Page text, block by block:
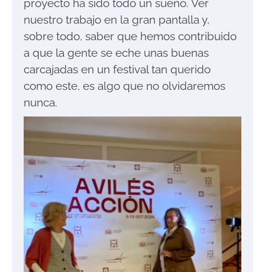
proyecto ha sido todo un sueño. Ver
nuestro trabajo en la gran pantalla y,
sobre todo, saber que hemos contribuido
a que la gente se eche unas buenas
carcajadas en un festival tan querido
como este, es algo que no olvidaremos
nunca.